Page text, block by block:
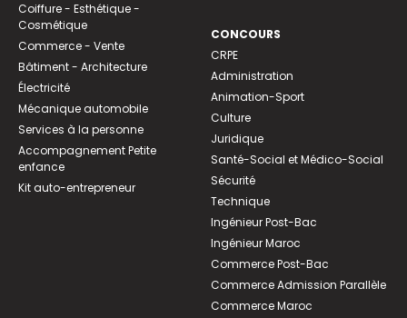
Coiffure - Esthétique -
Cosmétique
Commerce - Vente
Bâtiment - Architecture
Électricité
Mécanique automobile
Services à la personne
Accompagnement Petite
enfance
Kit auto-entrepreneur
CONCOURS
CRPE
Administration
Animation-Sport
Culture
Juridique
Santé-Social et Médico-Social
Sécurité
Technique
Ingénieur Post-Bac
Ingénieur Maroc
Commerce Post-Bac
Commerce Admission Parallèle
Commerce Maroc